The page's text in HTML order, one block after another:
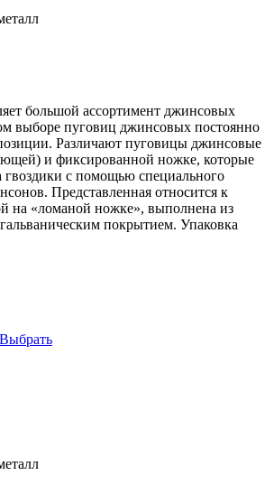
большой ассортимент джинсовых
выборе пуговиц джинсовых постоянно
Различают пуговицы джинсовые
и фиксированной ножке, которые
гвоздики с помощью специального
Представленная относится к
на «ломаной ножке», выполнена из
покрытием. Упаковка
Выбрать